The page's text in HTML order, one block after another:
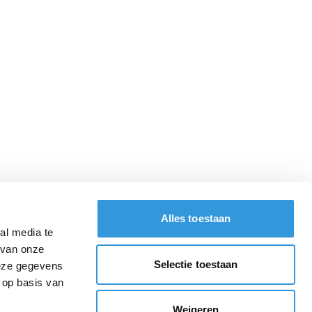
media te
onze
gegevens
basis van
Alles toestaan
Selectie toestaan
Weigeren